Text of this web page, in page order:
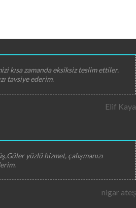
kısa zamanda eksiksiz teslim ettiler.
tavsiye ederim.
Elif Kaya
yüzlü hizmet, çalışmanızı
nigar ateş